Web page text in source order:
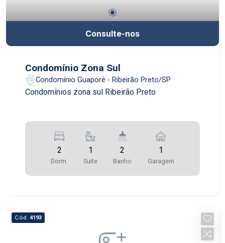
Consulte-nos
Condomínio Zona Sul
Condomínio Guaporé - Ribeirão Preto/SP
Condomínios zona sul Ribeirão Preto
2
Dorm.
1
Suite
2
Banho
1
Garagem
Cód. 4193